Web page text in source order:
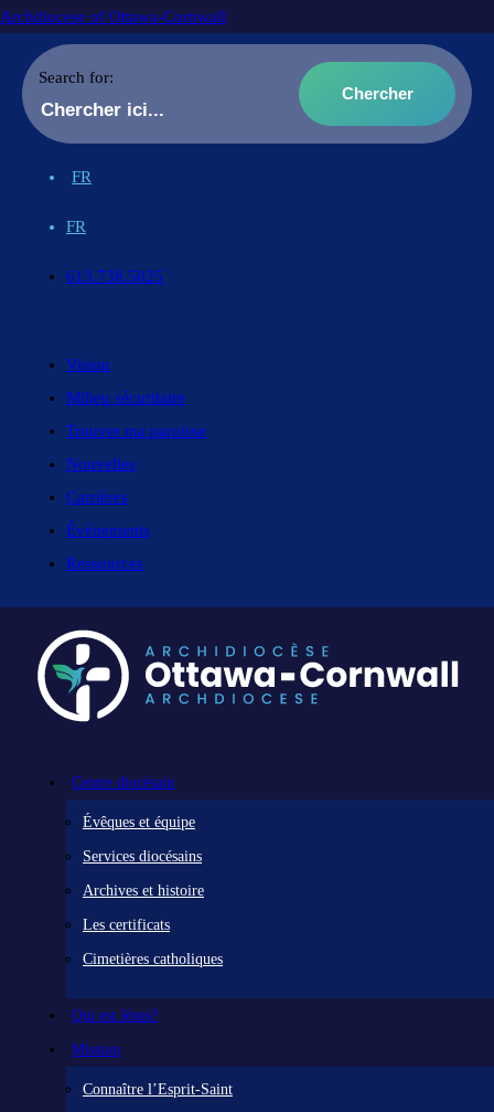
Archdiocese of Ottawa-Cornwall
Search for:
FR
FR
613.738.5025
Vision
Milieu sécuritaire
Trouver ma paroisse
Nouvelles
Carrières
Événements
Ressources
Centre diocésain
Évêques et équipe
Services diocésains
Archives et histoire
Les certificats
Cimetières catholiques
Qui est Jésus?
Mission
Connaître l’Esprit-Saint